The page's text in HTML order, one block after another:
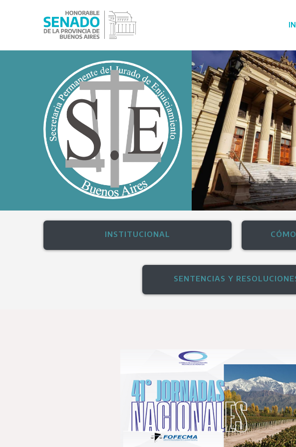
INSTITUCIONAL
SENTENCIAS Y